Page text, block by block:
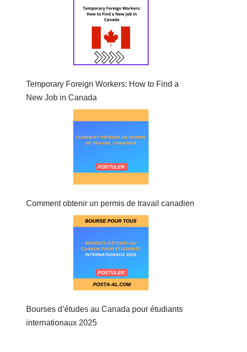
Temporary Foreign Workers: How to Find a
New Job in Canada
Comment obtenir un permis de travail canadien
Bourses d’études au Canada pour étudiants
internationaux 2025